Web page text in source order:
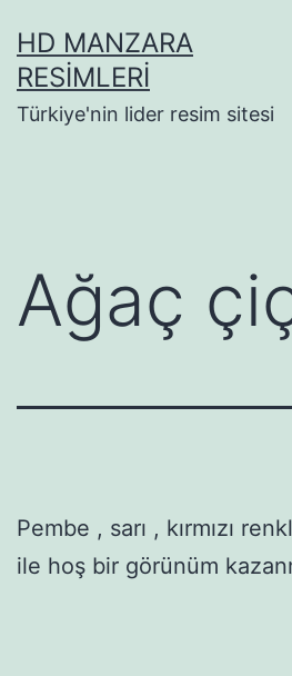
geçHD MANZARA
RESIMLERI
Türkiye'nin lider resim sitesi
Ağaç
Pembe , sarı , kırmızı
ile hoş bir görünüm